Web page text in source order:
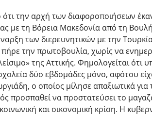
ότι την αρχή των διαφοροποιήσεων
με τη Βόρεια Μακεδονία από τη
των διερευνητικών με την
πήρε την πρωτοβουλία, χωρίς να
της Αττικής. Φημολογείται
δύο εβδομάδες μόνο, αφότου
ο οποίος μίλησε απαξιωτικά
προσπαθεί να προστατεύσει το
και οικονομική κρίση. Η